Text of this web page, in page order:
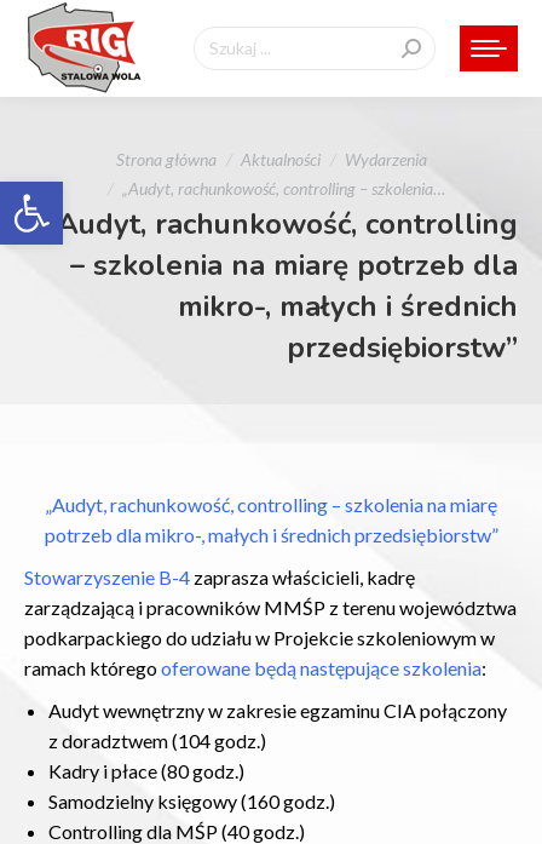
Otwórz pasek narzędzi
Szukaj:
Jesteś tutaj:Strona główna Aktualności
Wydarzenia
„Audyt, rachunkowość, controlling – szkolenia…
„Audyt, rachunkowość, controlling
– szkolenia na miarę potrzeb dla
mikro-, małych i średnich
przedsiębiorstw”
„Audyt, rachunkowość, controlling – szkolenia na miarę
potrzeb dla mikro-, małych i średnich przedsiębiorstw”
Stowarzyszenie B-4 zaprasza właścicieli, kadrę
zarządzającą i pracowników MMŚP z terenu województwa
podkarpackiego do udziału w Projekcie szkoleniowym w
ramach któregooferowane będą następujące szkolenia:
Audyt wewnętrzny w zakresie egzaminu CIA połączony
z doradztwem (104 godz.)
Kadry i płace (80 godz.)
Samodzielny księgowy (160 godz.)
Controlling dla MŚP (40 godz.)